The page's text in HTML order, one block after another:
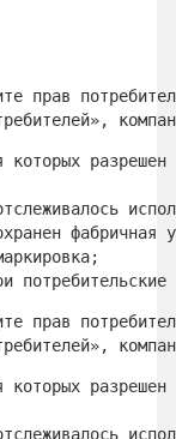
прав
которых
фабричная
потребительские
прав
которых